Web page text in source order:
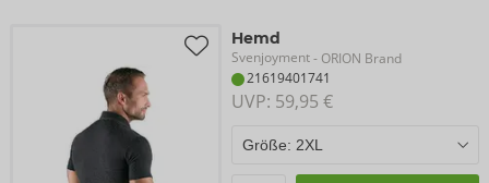
Hemd
Svenjoyment- ORION Brand
21619401741
UVP: 59,95 €